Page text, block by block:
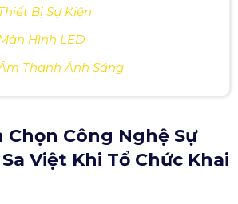
Bị Sự Kiện
Hình LED
Thanh Ánh Sáng
Chọn Công Nghệ Sự
Việt Khi Tổ Chức Khai